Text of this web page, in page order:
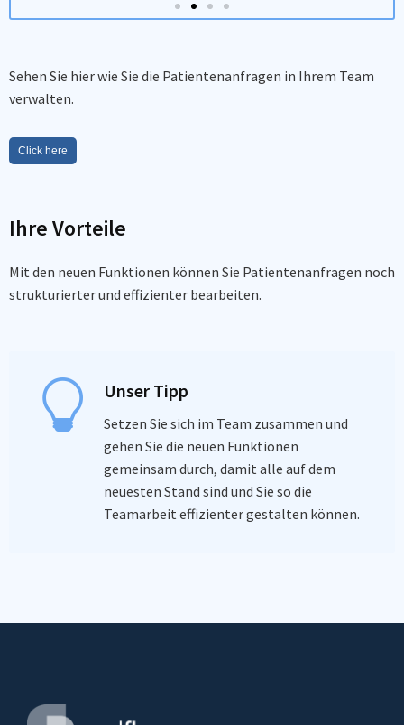
Sehen Sie hier wie Sie die Patientenanfragen in Ihrem Team
verwalten.
Click here
Ihre Vorteile
Mit den neuen Funktionen können Sie Patientenanfragen noch
strukturierter und effizienter bearbeiten.
Unser Tipp
Setzen Sie sich im Team zusammen und
gehen Sie die neuen Funktionen
gemeinsam durch, damit alle auf dem
neuesten Stand sind und Sie so die
Teamarbeit effizienter gestalten können.